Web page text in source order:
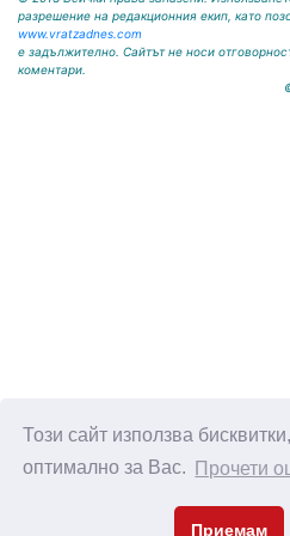
Този сайт използва
оптимално за Вас.
Прочети
Приемам
разрешение на редакционния екип, като
www.vratzadnes.com
е задължително. Сайтът не носи
коментари.